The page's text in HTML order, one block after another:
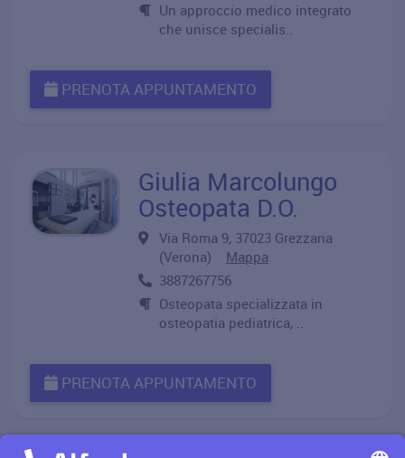
Un approccio medico integrato
che unisce specialis..
PRENOTA APPUNTAMENTO
Giulia Marcolungo
Osteopata D.O.
Via Roma 9, 37023 Grezzana
(Verona) Mappa
3887267756
Osteopata specializzata in
osteopatia pediatrica, ..
PRENOTA APPUNTAMENTO